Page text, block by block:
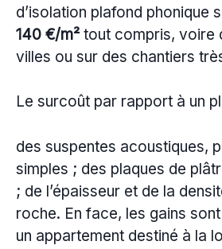
d’isolation plafond phonique
140 €/m² tout compris, voire
villes ou sur des chantiers
Le surcoût par rapport à un
des suspentes acoustiques,
simples ; des plaques de
; de l’épaisseur et de la
roche. En face, les gains
un appartement destiné à la